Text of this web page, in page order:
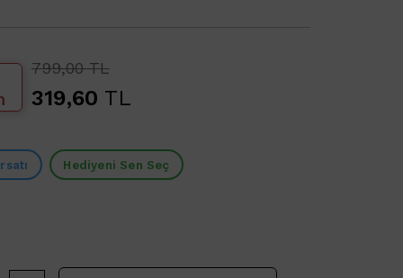
799,00 TL
319,60 TL
Hediyeni Sen Seç